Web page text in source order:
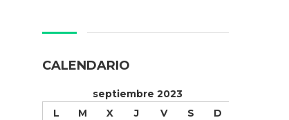
CALENDARIO
septiembre 2023
L
M X J V S
D